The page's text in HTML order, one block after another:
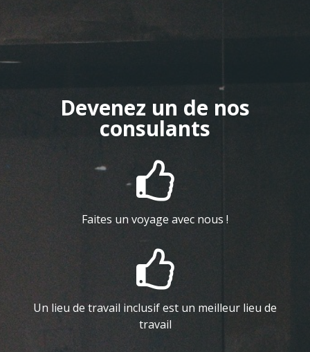
Devenez un de nos
consulants

Faites un voyage avec nous !

Un lieu de travail inclusif est un meilleur lieu de
travail